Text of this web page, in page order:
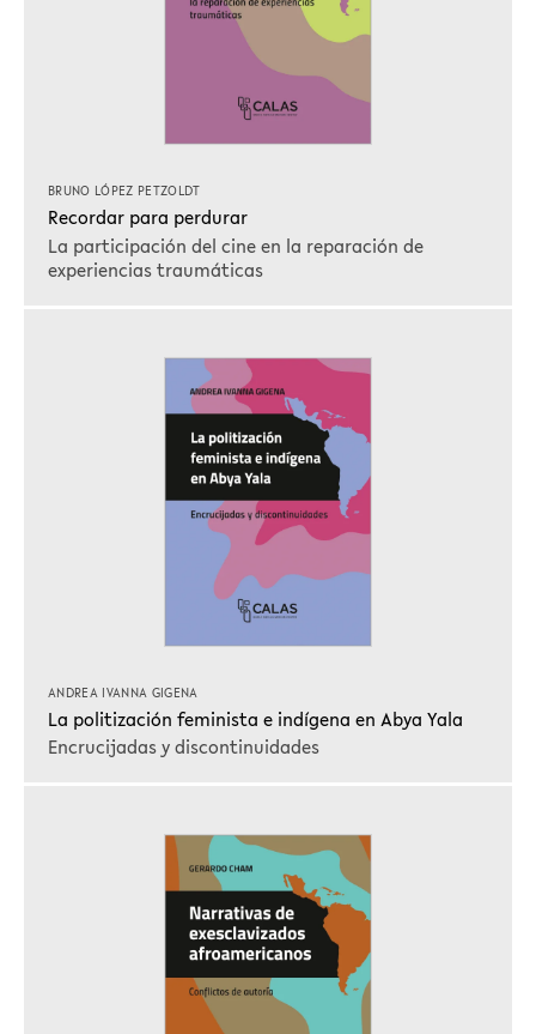
BRUNO LÓPEZ PETZOLDT
Recordar para perdurar
La participación del cine en la reparación de
experiencias traumáticas
ANDREA IVANNA GIGENA
La politización feminista e indígena en Abya Yala
Encrucijadas y discontinuidades